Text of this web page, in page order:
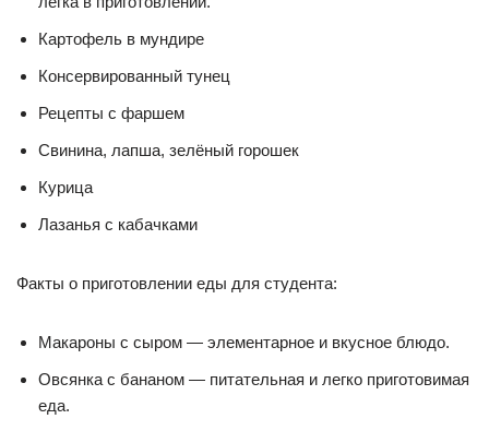
Картофель в мундире
Консервированный тунец
Рецепты с фаршем
Свинина, лапша, зелёный горошек
Курица
Лазанья с кабачками
Факты о приготовлении еды для студента:
Макароны с сыром — элементарное и вкусное блюдо.
Овсянка с бананом — питательная и легко приготовимая
еда.